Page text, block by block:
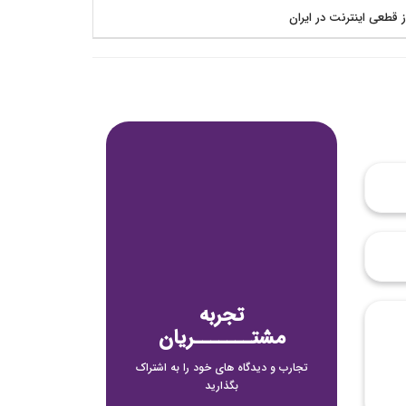
قطعی اینترنت در ایران
تجربه
مشتـــــــریان
تجارب و دیدگاه های خود را به اشتراک
بگذارید